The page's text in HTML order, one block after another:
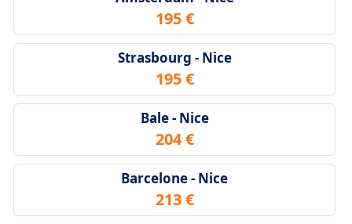
195 €
Strasbourg - Nice
195 €
Bale - Nice
204 €
Barcelone - Nice
213 €